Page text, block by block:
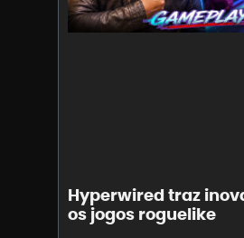
Hyperwired traz
os jogos roguelike